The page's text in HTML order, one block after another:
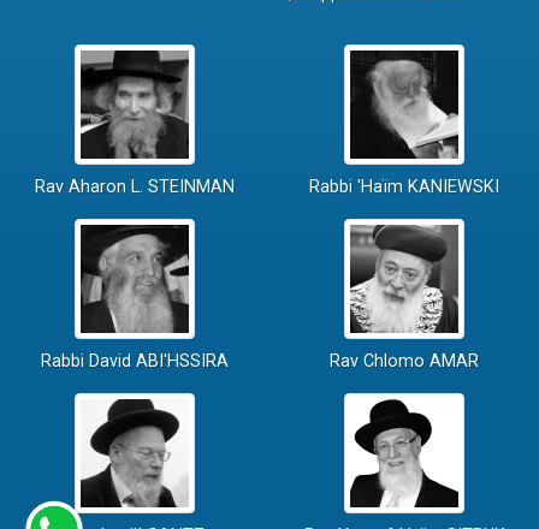
Rav Aharon L. STEINMAN Rabbi 'Haïm KANIEWSKI
Rabbi David ABI'HSSIRA Rav Chlomo AMAR